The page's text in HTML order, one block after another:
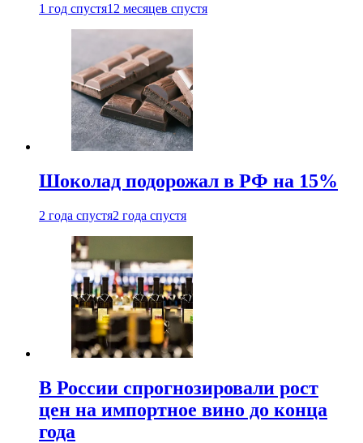
1 год спустя12 месяцев спустя
Шоколад подорожал в РФ на 15%
2 года спустя2 года спустя
В России спрогнозировали рост
цен на импортное вино до конца
года